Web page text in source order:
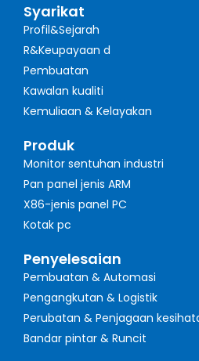
Syarikat
Profil&Sejarah
R&Keupayaan d
Pembuatan
Kawalan kualiti
Kemuliaan & Kelayakan
Produk
Monitor sentuhan industri
Pan panel jenis ARM
X86-jenis panel PC
Kotak pc
Penyelesaian
Pembuatan & Automasi
Pengangkutan & Logistik
Perubatan & Penjagaan
Bandar pintar & Runcit